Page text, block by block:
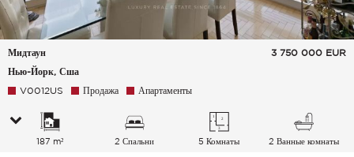
Мидтаун
Нью-Йорк, Сша
3 750 000 EUR
V0012US Продажа Апартаменты
187 m² 2 Спальни 5 Комнаты 2 Ванные комнаты